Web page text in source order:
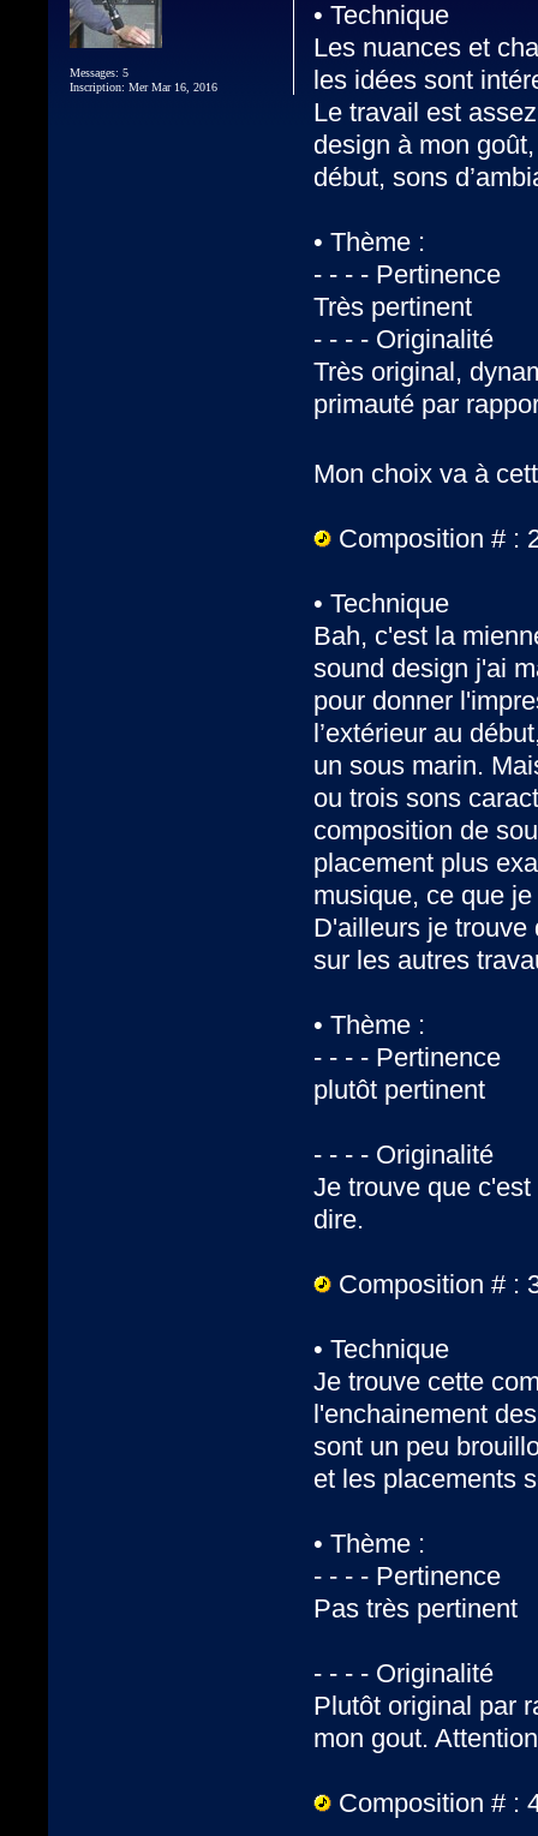
• Technique
Les nuances et
les idées sont
Le travail est
design à mon
début, sons
• Thème :
- - - - Pertinence
Très pertinent
- - - - Originalité
Très original,
primauté par
Mon choix va à
Composition # :
• Technique
Bah, c'est la
sound design j'ai
pour donner
l’extérieur au
un sous marin.
ou trois sons
composition de
placement plus
musique, ce que
D'ailleurs je trouve
sur les autres
• Thème :
- - - - Pertinence
plutôt pertinent
- - - - Originalité
Je trouve que
dire.
Composition # :
• Technique
Je trouve cette
l'enchainement
sont un peu
et les placements
• Thème :
- - - - Pertinence
Pas très pertinent
- - - - Originalité
Plutôt original par
mon gout.
Composition # :
Messages: 5
Inscription: Mer Mar 16, 2016